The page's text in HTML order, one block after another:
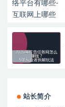
站长简介